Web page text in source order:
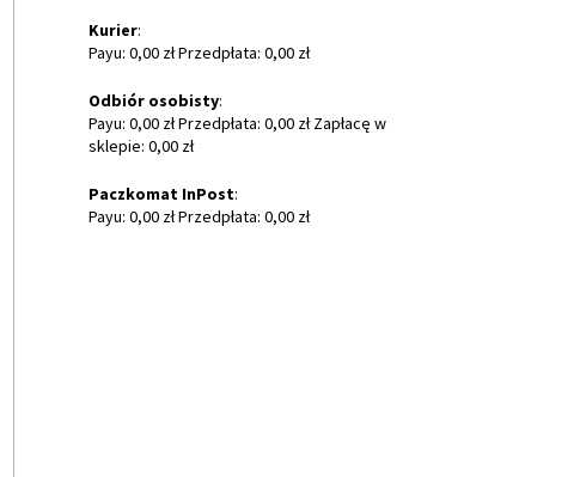
Kurier:
Payu: 0,00 zł Przedpłata: 0,00 zł
Odbiór osobisty:
Payu: 0,00 zł Przedpłata: 0,00 zł Zapłacę w
sklepie: 0,00 zł
Paczkomat InPost:
Payu: 0,00 zł Przedpłata: 0,00 zł